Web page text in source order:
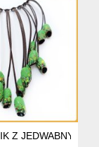
Z JEDWABNYCH